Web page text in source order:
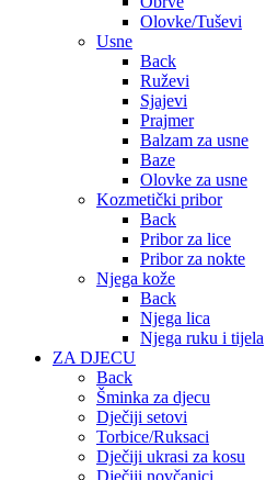
Olovke/Tuševi
Usne
Back
Ruževi
Sjajevi
Prajmer
Balzam za usne
Baze
Olovke za usne
Kozmetički pribor
Back
Pribor za lice
Pribor za nokte
Njega kože
Back
Njega lica
Njega ruku i tijela
ZA DJECU
Back
Šminka za djecu
Dječiji setovi
Torbice/Ruksaci
Dječiji ukrasi za kosu